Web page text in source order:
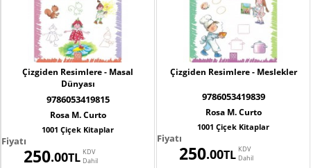
Çizgiden Resimlere - Masal
Dünyası
9786053419815
Rosa M. Curto
1001 Çiçek Kitaplar
Fiyatı
KDV
Dahil
TL
.00
250
Çizgiden Resimlere - Meslekler
9786053419839
Rosa M. Curto
1001 Çiçek Kitaplar
Fiyatı
KDV
Dahil
TL
.00
250